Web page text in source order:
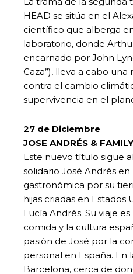
HEAD se sitúa en el
científico que alberga
laboratorio, donde
encarnado por John
Caza”), lleva a cabo
contra el cambio
supervivencia en el
27 de Diciembre
JOSE ANDRÉS &
Este nuevo título sigue
solidario José Andrés
gastronómica por su
hijas criadas en Estados
Lucía Andrés. Su viaje
comida y la cultura
pasión de José por la
personal en España. En
Barcelona, ​​cerca de